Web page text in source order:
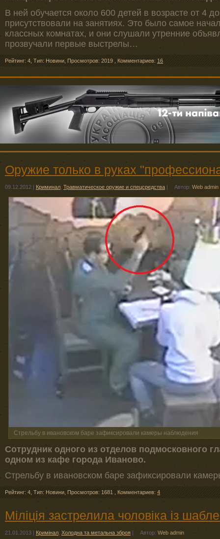
В ней обучается около 600 детей в возрасте от 4
присутствовали на занятиях. Это было самое
классных комнатах, и они слушали утренние
прозвучали первые выстрелы…
Рейтинг: 4 Тип: Новини Просмотров: 2019 Комментариев: 16
Оружие только в руках
09.12.2012 | Криминал Травматическое оружие и спецсредства | Автор: Web admin
Стрельбу в ивановском баре зафиксировали камеры наблюдения
Сотрудник одного из отделов подмосковного
одном из кафе города Иваново.
Стрельбу в ивановском баре зафиксировали
Рейтинг: 4 Тип: Новини Просмотров: 1681 Комментариев: 4
Міліція застрелила чоловіка із
21.01.2013 Кримінал Холодна та метальна зброя Автор: Web admin